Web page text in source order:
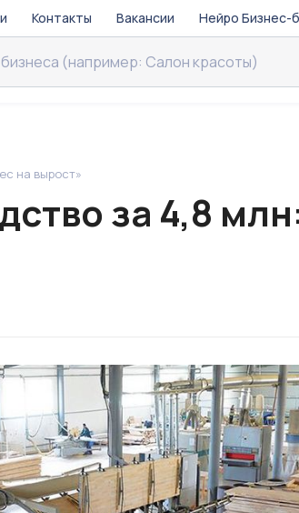
Контакты Вакансии Нейро Бизнес-
на вырост»
за 4,8